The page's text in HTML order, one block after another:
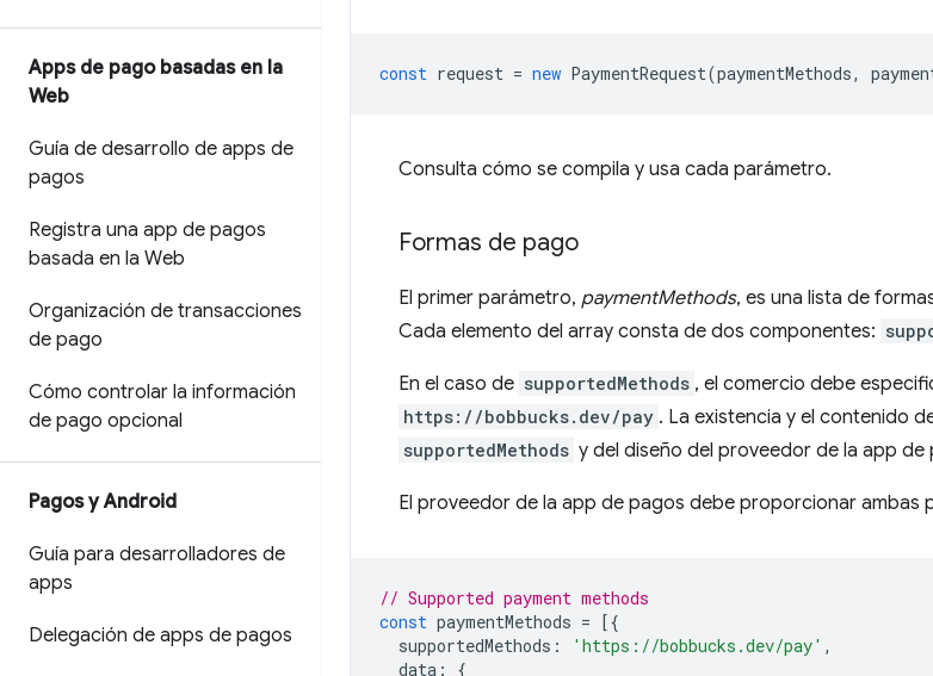
Apps de pago basadas en la
Web
Guía de desarrollo de apps de
pagos
Registra una app de pagos
basada en la Web
Organización de transacciones
de pago
Cómo controlar la información
de pago opcional
Pagos y Android
Guía para desarrolladores de
apps
Delegación de apps de pagos
const request = new PaymentRequest(paymentMethods,
Consulta cómo se compila y usa cada parámetro.
Formas de pago
El primer parámetro, paymentMethods, es una lista de
Cada elemento del array consta de dos componentes:
En el caso de supportedMethods , el comercio debe
https://bobbucks.dev/pay . La existencia y el contenido
supportedMethods y del diseño del proveedor de la app de
El proveedor de la app de pagos debe proporcionar ambas
// Supported payment methods
const paymentMethods = [{
supportedMethods : 'https://bobbucks.dev/pay' ,
data :
{